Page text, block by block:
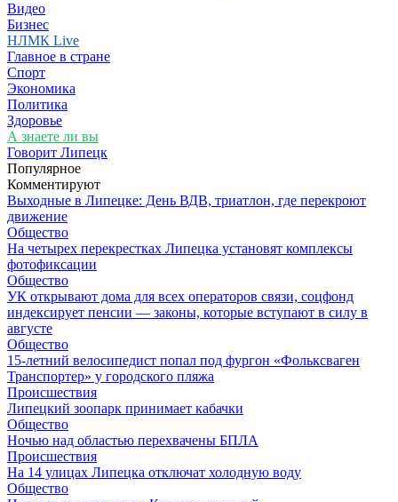
Видео
Бизнес
НЛМК Live
Главное в стране
Спорт
Экономика
Политика
Здоровье
А знаете ли вы
Говорит Липецк
Популярное
Комментируют
Выходные в Липецке: День ВДВ, триатлон, где перекроют
движение
Общество
На четырех перекрестках Липецка установят комплексы
фотофиксации
Общество
УК открывают дома для всех операторов связи, соцфонд
индексирует пенсии — законы, которые вступают в силу в
августе
Общество
15-летний велосипедист попал под фургон «Фольксваген
Транспортер» у городского пляжа
Происшествия
Липецкий зоопарк принимает кабачки
Общество
Ночью над областью перехвачены БПЛА
Происшествия
На 14 улицах Липецка отключат холодную воду
Общество